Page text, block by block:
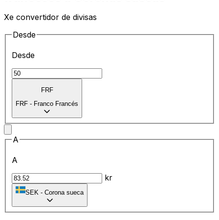
Xe convertidor de divisas
Desde
Desde
FRF
FRF - Franco Francés
A
A
kr
SEK - Corona sueca